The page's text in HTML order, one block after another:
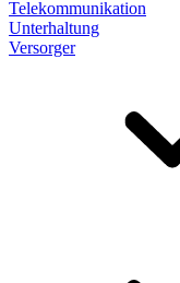
Telekommunikation
Unterhaltung
Versorger